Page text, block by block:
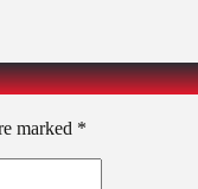
marked *